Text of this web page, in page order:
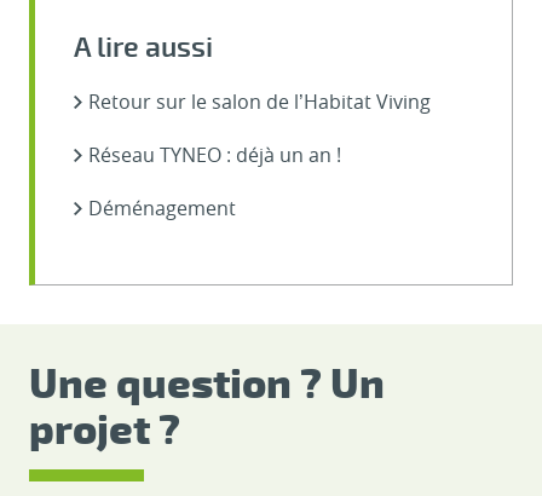
A lire aussi
Retour sur le salon de l’Habitat Viving
Réseau TYNEO : déjà un an !
Déménagement
Une question ? Un
projet ?